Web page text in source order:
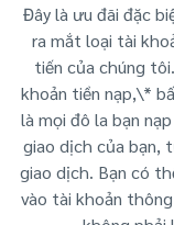
Đây là ưu đãi đặc
ra mắt loại tài
tiến của chúng
khoản tiền nạp,\*
là mọi đô la bạn
giao dịch của bạn,
giao dịch. Bạn có
vào tài khoản